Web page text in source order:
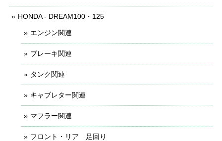
HONDA - DREAM100・125
エンジン関連
ブレーキ関連
タンク関連
キャブレター関連
マフラー関連
フロント・リア 足回り